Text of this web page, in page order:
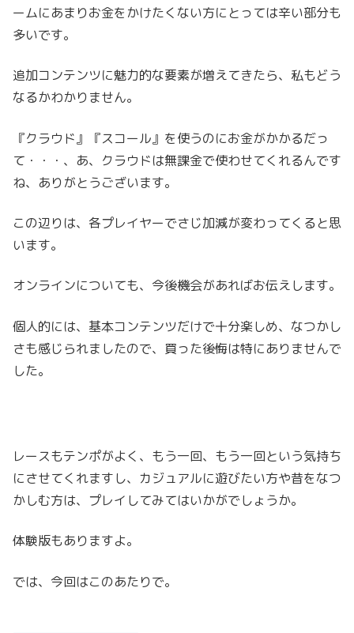
ームにあまりお金をかけたくない方にとっては辛い部分も
多いです。
追加コンテンツに魅力的な要素が増えてきたら、私もどう
なるかわかりません。
『クラウド』『スコール』を使うのにお金がかかるだっ
て ・・・、あ、クラウドは無課金で使わせてくれるんです
ね、ありがとうございます。
この辺りは、各プレイヤーでさじ加減が変わってくると思
います。
オンラインについても、今後機会があればお伝えします。
個人的には、基本コンテンツだけで十分楽しめ、なつかし
さも感じられましたので、買った後悔は特にありませんで
した。
レースもテンポがよく、もう一回、もう一回という気持ち
にさせてくれますし、カジュアルに遊びたい方や昔をなつ
かしむ方は、プレイしてみてはいかがでしょうか。
体験版もありますよ。
では、今回はこのあたりで。